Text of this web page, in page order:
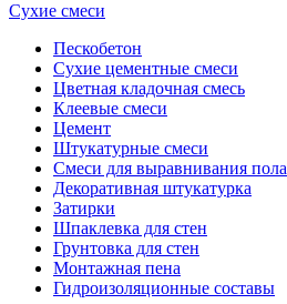
Сухие смеси
Пескобетон
Сухие цементные смеси
Цветная кладочная смесь
Клеевые смеси
Цемент
Штукатурные смеси
Смеси для выравнивания пола
Декоративная штукатурка
Затирки
Шпаклевка для стен
Грунтовка для стен
Монтажная пена
Гидроизоляционные составы